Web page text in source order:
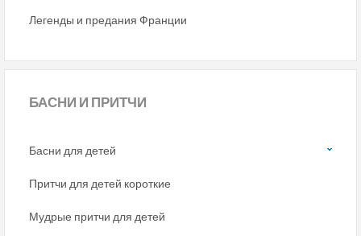
Легенды и предания Франции
БАСНИ И ПРИТЧИ
Басни для детей
Притчи для детей короткие
Мудрые притчи для детей